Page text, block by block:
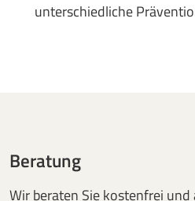
unterschiedliche
Beratung
Wir beraten Sie kostenfrei